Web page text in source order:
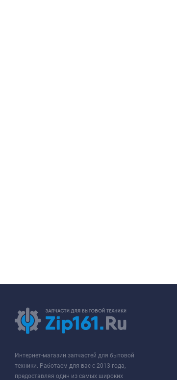
Интернет-магазин запчастей для бытовой
техники. Работаем для вас с 2013 года,
предоставляя один из самых широких